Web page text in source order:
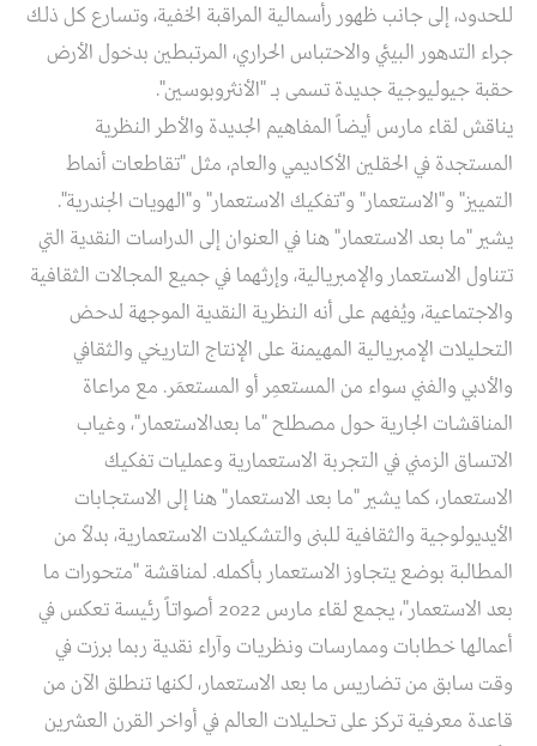
للحدود، إلى جانب ظهور رأسمالية المراقبة الخفية، وتسارع كل ذلك
جراء التدهور البيئي والاحتباس الحراري، المرتبطين بدخول الأرض
حقبة جيوليوجية جديدة تسمى بـ "الأنثروبوسين".
يناقش لقاء مارس أيضاً المفاهيم الجديدة والأطر النظرية
المستجدة في الحقلين الأكاديمي والعام، مثل "تقاطعات أنماط
التمييز" و"الاستعمار" و"تفكيك الاستعمار" و"الهويات الجندرية".
يشير "ما بعد الاستعمار" هنا في العنوان إلى الدراسات النقدية التي
تتناول الاستعمار والإمبريالية، وإرثهما في جميع المجالات الثقافية
والاجتماعية، ويُفهم على أنه النظرية النقدية الموجهة لدحض
التحليلات الإمبريالية المهيمنة على الإنتاج التاريخي والثقافي
والأدبي والفني سواء من المستعمِر أو المستعمَر. مع مراعاة
المناقشات الجارية حول مصطلح "ما بعدالاستعمار"، وغياب
الاتساق الزمني في التجربة الاستعمارية وعمليات تفكيك
الاستعمار، كما يشير "ما بعد الاستعمار" هنا إلى الاستجابات
الأيديولوجية والثقافية للبنى والتشكيلات الاستعمارية، بدلاً من
المطالبة بوضع يتجاوز الاستعمار بأكمله. لمناقشة "متحورات ما
بعد الاستعمار"، يجمع لقاء مارس 2022 أصواتاً رئيسة تعكس في
أعمالها خطابات وممارسات ونظريات وآراء نقدية ربما برزت في
وقت سابق من تضاريس ما بعد الاستعمار، لكنها تنطلق الآن من
قاعدة معرفية تركز على تحليلات العالم في أواخر القرن العشرين